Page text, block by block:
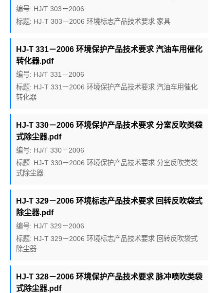
编号: HJ/T 303－2006
标题: HJ-T 303－2006 环境标志产品技术要求 家具
HJ-T 331－2006 环境保护产品技术要求 汽油车用催化
转化器.pdf
编号: HJ/T 331－2006
标题: HJ-T 331－2006 环境保护产品技术要求 汽油车用催化
转化器
HJ-T 330－2006 环境保护产品技术要求 分室反吹类袋
式除尘器.pdf
编号: HJ/T 330－2006
标题: HJ-T 330－2006 环境保护产品技术要求 分室反吹类袋
式除尘器
HJ-T 329－2006 环境标志产品技术要求 回转反吹袋式
除尘器.pdf
编号: HJ/T 329－2006
标题: HJ-T 329－2006 环境标志产品技术要求 回转反吹袋式
除尘器
HJ-T 328－2006 环境保护产品技术要求 脉冲喷吹类袋
式除尘器.pdf